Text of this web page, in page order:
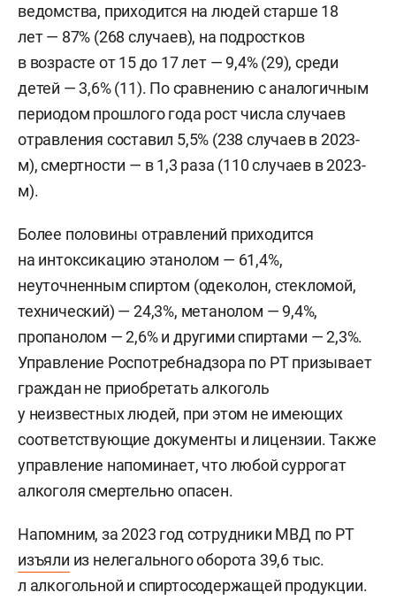
ведомства, приходится на людей старше 18
лет — 87% (268 случаев), на подростков
в возрасте от 15 до 17 лет — 9,4% (29), среди
детей — 3,6% (11). По сравнению с аналогичным
периодом прошлого года рост числа случаев
отравления составил 5,5% (238 случаев в 2023-
м), смертности — в 1,3 раза (110 случаев в 2023-
м).
Более половины отравлений приходится
на интоксикацию этанолом — 61,4%,
неуточненным спиртом (одеколон, стекломой,
технический) — 24,3%, метанолом — 9,4%,
пропанолом — 2,6% и другими спиртами — 2,3%.
Управление Роспотребнадзора по РТ призывает
граждан не приобретать алкоголь
у неизвестных людей, при этом не имеющих
соответствующие документы и лицензии. Также
управление напоминает, что любой суррогат
алкоголя смертельно опасен.
Напомним, за 2023 год сотрудники МВД по РТ
изъяли из нелегального оборота 39,6 тыс.
л алкогольной и спиртосодержащей продукции.